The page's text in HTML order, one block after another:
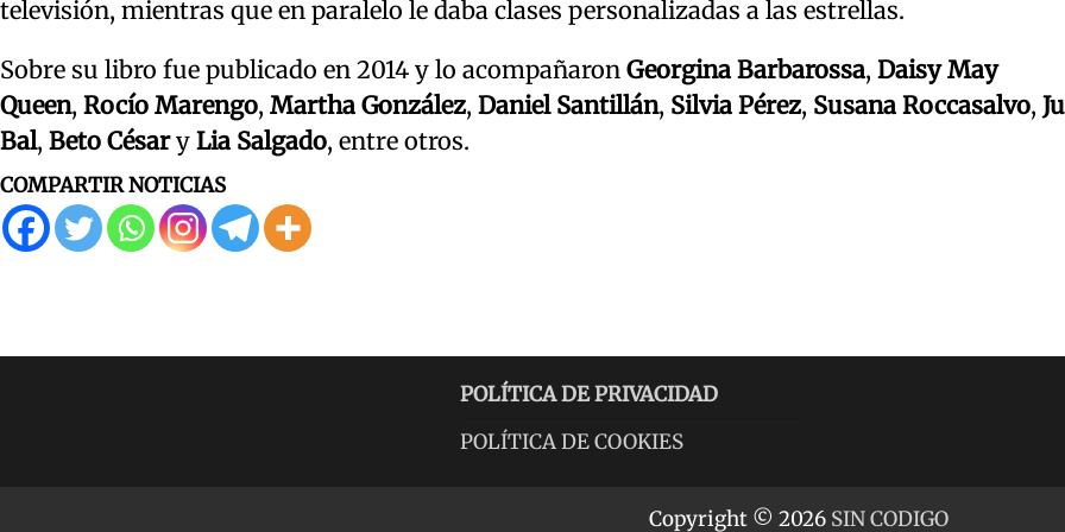
televisión, mientras que en paralelo le daba clases personalizadas a las estrellas.
Sobre su libro fue publicado en 2014 y lo acompañaron Georgina Barbarossa, Daisy May
Queen, Rocío Marengo, Martha González, Daniel Santillán, Silvia Pérez, Susana Roccasalvo,
Bal, Beto Césary Lia Salgado, entre otros.
COMPARTIR NOTICIAS
POLÍTICA DE PRIVACIDAD
POLÍTICA DE COOKIES
Copyright © 2026 SIN CODIGO